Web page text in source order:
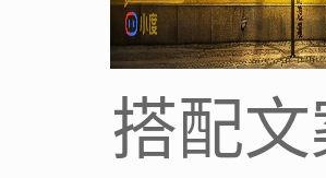
搭配文